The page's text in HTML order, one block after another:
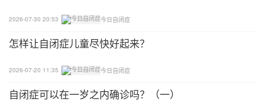
的材料。
帆船三明治：
角形。把三角立起来做船帆。把苹果切成船的样子放
2026-07-30 20:53 今日自闭症
怎样让自闭症儿童尽快好起来？
2026-07-20 11:35 今日自闭症
自闭症可以在一岁之内确诊吗？（一）